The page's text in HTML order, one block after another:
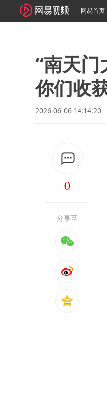
网易首页
“南天门
你们收
2026-06-06 14:14:20
0
分享至